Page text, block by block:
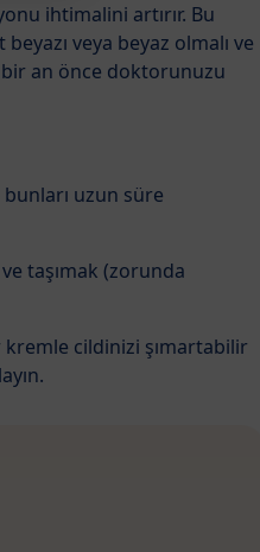
ihtimalini artırır. Bu
veya beyaz olmalı ve
an önce doktorunuzu
bunları uzun süre
taşımak (zorunda
cildinizi şımartabilir